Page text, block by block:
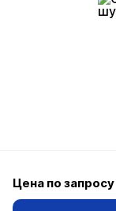
Цена по запросу